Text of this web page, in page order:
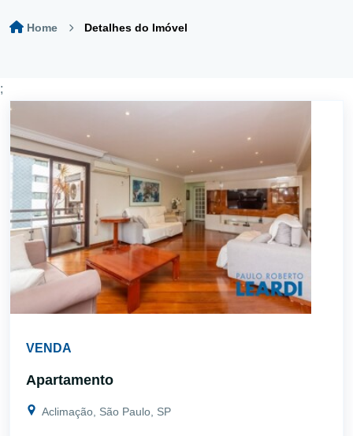
Home Detalhes do Imóvel
;
VENDA
Apartamento
Aclimação, São Paulo, SP